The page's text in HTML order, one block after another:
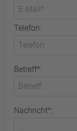
Telefon:
Betreff*:
Nachricht*: